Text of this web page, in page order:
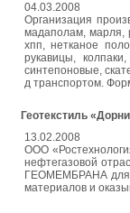
04.03.2008
Организация
мадаполам, марля,
хпп, нетканое
рукавицы,
синтепоновые,
д транспортом.
Геотекстиль
13.02.2008
ООО
нефтегазовой
ГЕОМЕМБРАНА для
материалов и